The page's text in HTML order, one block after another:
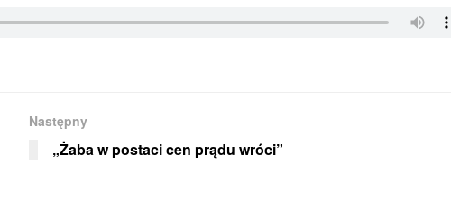
Następny
„Żaba w postaci cen prądu wróci”